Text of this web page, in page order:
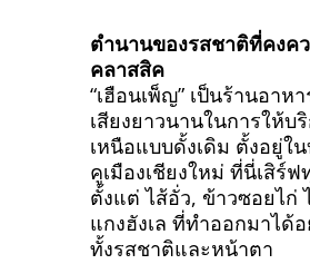
ตำนานของรสชาติที่คงค
คลาสสิค
“เฮือนเพ็ญ” เป็นร้านอาห
เสียงยาวนานในการให้บ
เหนือแบบดั้งเดิม ตั้งอยู่ใ
คูเมืองเชียงใหม่ ที่นี่เสิร์ฟ
ตั้งแต่ ไส้อั่ว, ข้าวซอยไก่
แกงฮังเล ที่ทำออกมาได้
ทั้งรสชาติและหน้าตา